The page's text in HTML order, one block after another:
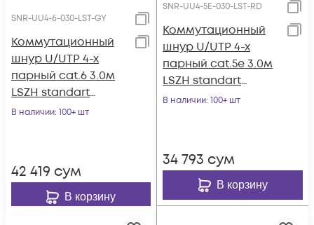
SNR-UU4-6-030-LST-GY
Коммутационный
шнур U/UTP 4-х
парный cat.6 3.0м
LSZH standart
серый
В наличии: 100+ шт
42 419 сум
В корзину
SNR-UU4-5E-030-LST-RD
Коммутационный
шнур U/UTP 4-х
парный cat.5e 3.0м
LSZH standart
красный
В наличии: 100+ шт
34 793 сум
В корзину